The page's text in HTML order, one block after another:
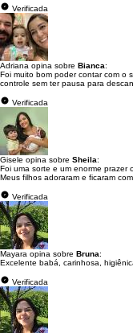
Verificada
Adriana opina sobre Bianca:
Foi muito bom poder contar com o
controle sem ter pausa para
Verificada
Gisele opina sobre Sheila:
Foi uma sorte e um enorme prazer
Meus filhos adoraram e ficaram
Verificada
Mayara opina sobre Bruna:
Excelente babá, carinhosa,
Verificada